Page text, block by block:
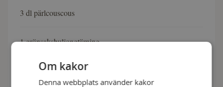
3 dl pärlcouscous
1 grönsaksbuljongtärning
500 g broccoli
Om kakor
Denna webbplats använder kakor